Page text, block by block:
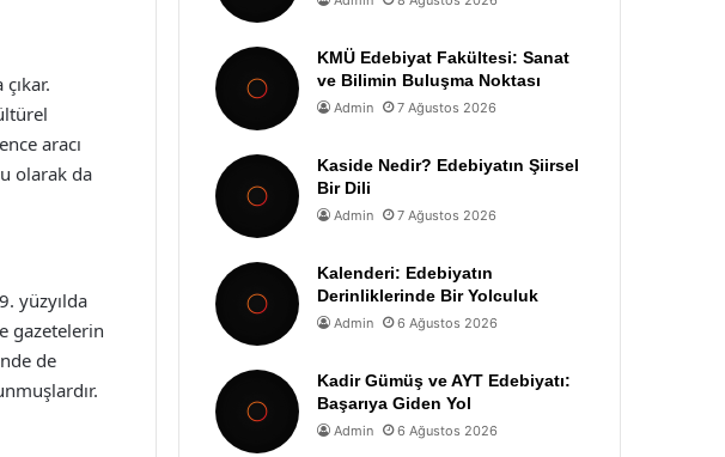
aracı
olarak da
yüzyılda
gazetelerin
de
KMÜ Edebiyat Fakültesi: Sanat
ve Bilimin Buluşma Noktası
Admin 7 Ağustos 2026
Kaside Nedir? Edebiyatın Şiirsel
Bir Dili
Admin 7 Ağustos 2026
Kalenderi: Edebiyatın
Derinliklerinde Bir Yolculuk
Admin 6 Ağustos 2026
Kadir Gümüş ve AYT Edebiyatı:
Başarıya Giden Yol
Admin 6 Ağustos 2026